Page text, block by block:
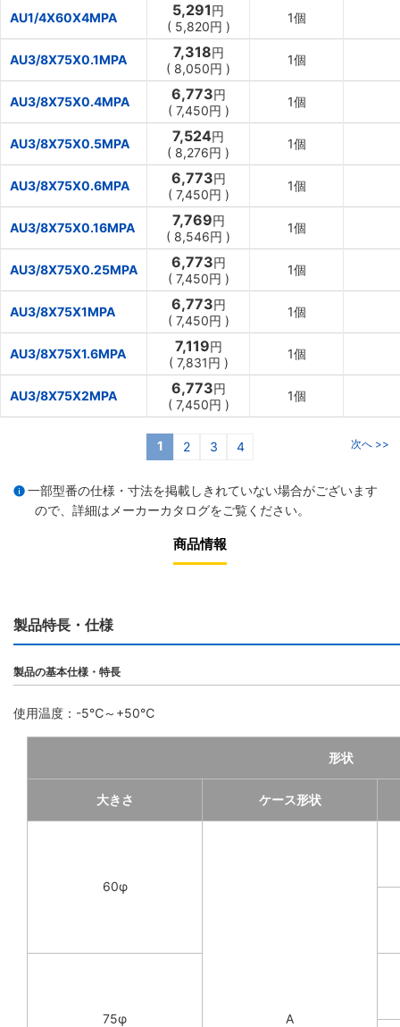
AU1/4X60X4MPA 5,291円
( 5,820円 )
1個
AU3/8X75X0.1MPA 7,318円
( 8,050円 )
1個
AU3/8X75X0.4MPA 6,773円
( 7,450円 )
1個
AU3/8X75X0.5MPA 7,524円
( 8,276円 )
1個
AU3/8X75X0.6MPA 6,773円
( 7,450円 )
1個
AU3/8X75X0.16MPA 7,769円
( 8,546円 )
1個
AU3/8X75X0.25MPA 6,773円
( 7,450円 )
1個
AU3/8X75X1MPA 6,773円
( 7,450円 )
1個
AU3/8X75X1.6MPA 7,119円
( 7,831円 )
1個
AU3/8X75X2MPA 6,773円
( 7,450円 )
1個
1 2 3 4 次へ >>
一部型番の仕様・寸法を掲載しきれていない場合がございます
ので、詳細は メーカーカタログをご覧ください。
商品情報
製品特長・仕様
製品の基本仕様・特長
使用温度：-5℃～+50℃
形状
大きさ ケース形状
60φ
A
75φ